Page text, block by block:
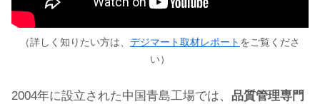
（詳しく知りたい方は、 デジマート取材レポート をご覧くださ
い）
2004年に設立された中国青島工場では、 品質管理専門